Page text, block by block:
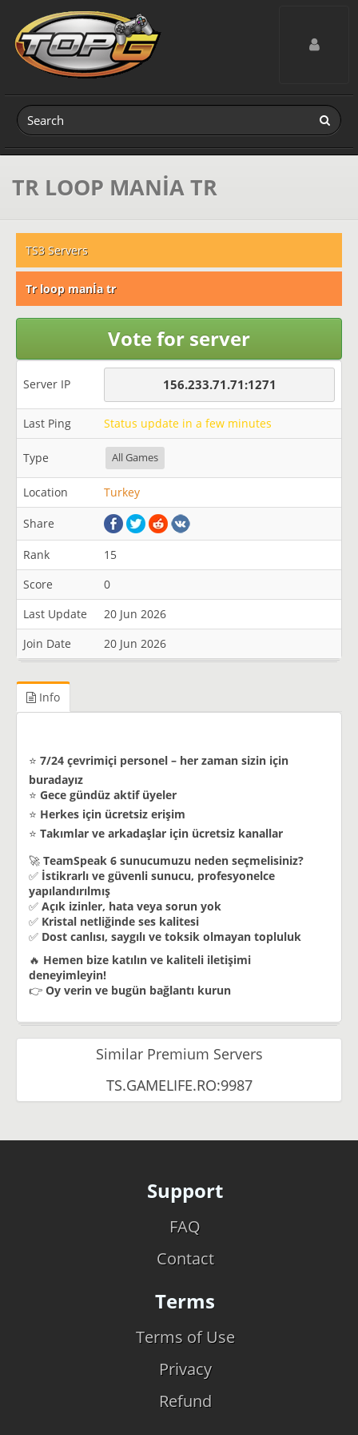
Toggle
TR LOOP MANİA TR
TS3 Servers
Tr loop manİa tr
Vote for server
Server IP 156.233.71.71:1271
Last Ping Status update in a few minutes
Type All Games
Location Turkey
Share
Rank
15
Score
0
Last Update
20 Jun 2026
Join Date
20 Jun 2026
Info
⭐ 7/24 çevrimiçi personel – her zaman sizin için
buradayız
⭐ Gece gündüz aktif üyeler
⭐ Herkes için ücretsiz erişim
⭐ Takımlar ve arkadaşlar için ücretsiz kanallar
🚀 TeamSpeak 6 sunucumuzu neden seçmelisiniz?
✅ İstikrarlı ve güvenli sunucu, profesyonelce
yapılandırılmış
✅ Açık izinler, hata veya sorun yok
✅ Kristal netliğinde ses kalitesi
✅ Dost canlısı, saygılı ve toksik olmayan topluluk
🔥 Hemen bize katılın ve kaliteli iletişimi
deneyimleyin!
👉 Oy verin ve bugün bağlantı kurun
Similar Premium Servers
TS.GAMELIFE.RO:9987
Support
FAQ
Contact
Terms
Terms of Use
Privacy
Refund